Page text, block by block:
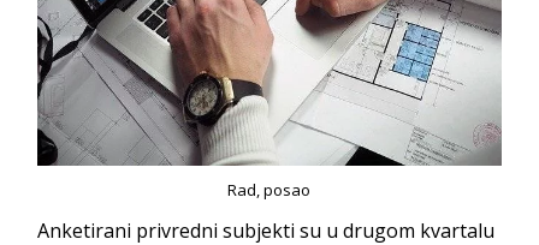
Rad, posao
Anketirani privredni subjekti su u drugom kvartalu